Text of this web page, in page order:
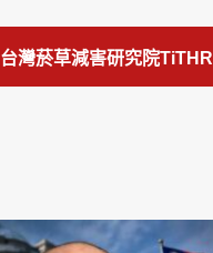
台灣菸草減害研究院TiTHR